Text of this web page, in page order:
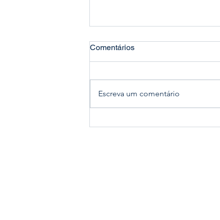
Comentários
Escreva um comentário